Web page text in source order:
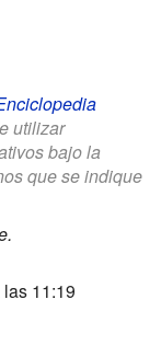
utilizar
bajo la
que se indique
11:19